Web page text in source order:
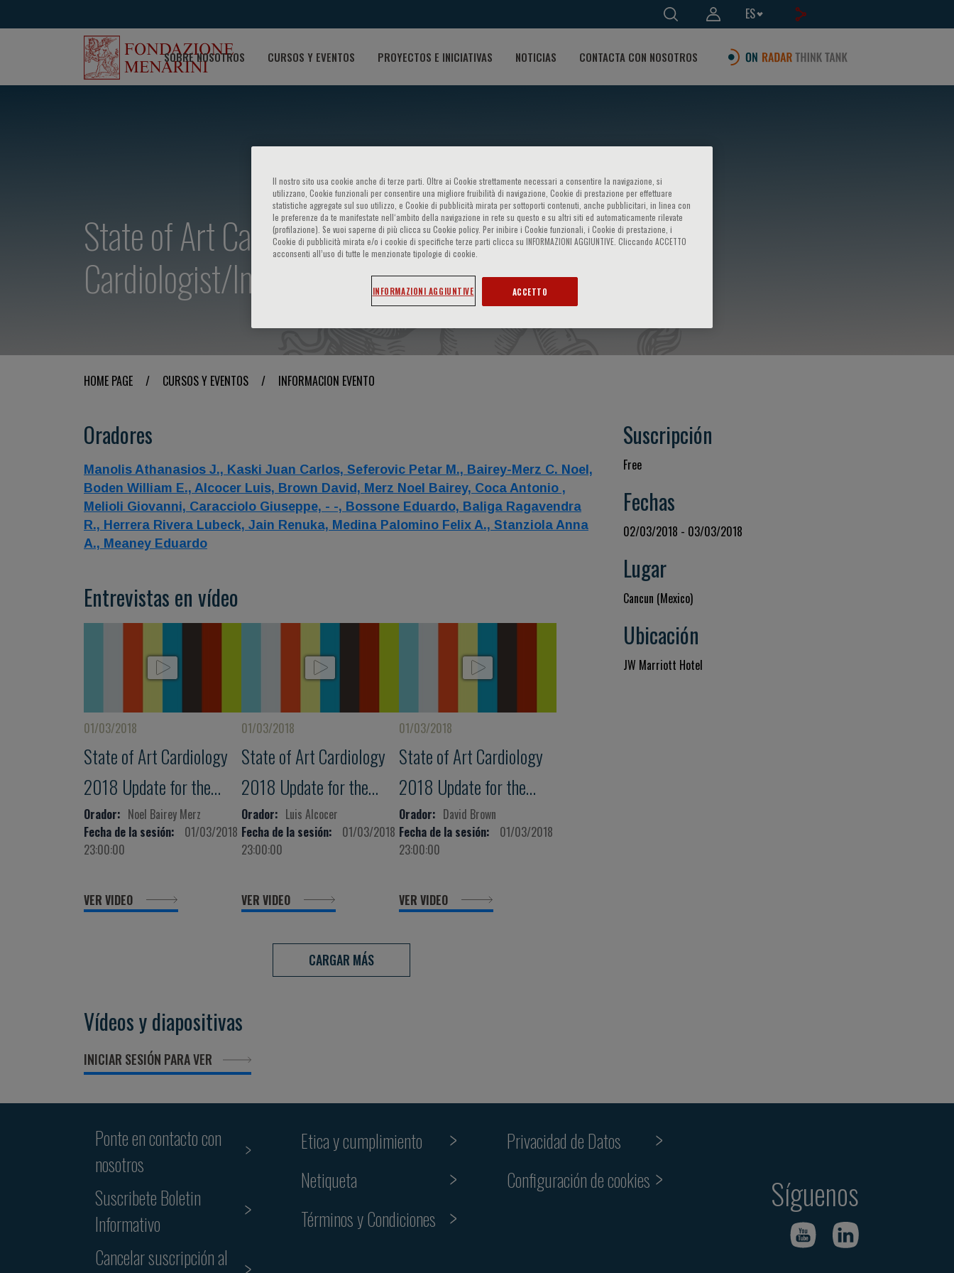
ES
SOBRE NOSOTROS CURSOS Y EVENTOS PROYECTOS E INICIATIVAS NOTICIAS CONTACTA CON NOSOTROS
State of Art Cardiology 2018 Update for the Clinical
Cardiologist/Internist
HOME PAGE / CURSOS Y EVENTOS / INFORMACION EVENTO
Oradores
Manolis Athanasios J., Kaski Juan Carlos, Seferovic Petar M., Bairey-Merz C. Noel,
Boden William E., Alcocer Luis, Brown David, Merz Noel Bairey, Coca Antonio ,
Melioli Giovanni, Caracciolo Giuseppe, - -, Bossone Eduardo, Baliga Ragavendra
R., Herrera Rivera Lubeck, Jain Renuka, Medina Palomino Felix A., Stanziola Anna
A., Meaney Eduardo
Entrevistas en vídeo
01/03/2018
State of Art Cardiology
2018 Update for the
Clinical
Cardiologist/Internist
Orador: Noel Bairey Merz
Fecha de la sesión:
01/03/2018
23:00:00
VER VIDEO
01/03/2018
State of Art Cardiology
2018 Update for the
Clinical
Cardiologist/Internist
Orador: Luis Alcocer
Fecha de la sesión:
01/03/2018
23:00:00
VER VIDEO
01/03/2018
State of Art Cardiology
2018 Update for the
Clinical
Cardiologist/Internist
Orador: David Brown
Fecha de la sesión:
01/03/2018
23:00:00
VER VIDEO
CARGAR MÁS
Vídeos y diapositivas
INICIAR SESIÓN PARA VER
Suscripción
Free
Fechas
02/03/2018 - 03/03/2018
Lugar
Cancun (Mexico)
Ubicación
JW Marriott Hotel
Ponte en contacto con
nosotros
Suscribete Boletin
Informativo
Cancelar suscripción al
Etica y cumplimiento
Netiqueta
Términos y Condiciones
Privacidad de Datos
Configuración de cookies
Síguenos
Il nostro sito usa cookie anche di terze parti. Oltre ai Cookie strettamente necessari a consentire la navigazione, si
utilizzano, Cookie funzionali per consentire una migliore fruibilità di navigazione, Cookie di prestazione per effettuare
statistiche aggregate sul suo utilizzo, e Cookie di pubblicità mirata per sottoporti contenuti, anche pubblicitari, in linea con
le preferenze da te manifestate nell‘ambito della navigazione in rete su questo e su altri siti ed automaticamente rilevate
(profilazione). Se vuoi saperne di più clicca su Cookie policy. Per inibire i Cookie funzionali, i Cookie di prestazione, i
Cookie di pubblicità mirata e/o i cookie di specifiche terze parti clicca su INFORMAZIONI AGGIUNTIVE. Cliccando ACCETTO
acconsenti all’uso di tutte le menzionate tipologie di cookie.
INFORMAZIONI AGGIUNTIVE ACCETTO